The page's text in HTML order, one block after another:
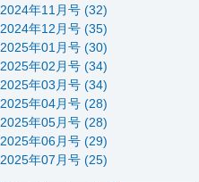
2024年11月号 (32)
2024年12月号 (35)
2025年01月号 (30)
2025年02月号 (34)
2025年03月号 (34)
2025年04月号 (28)
2025年05月号 (28)
2025年06月号 (29)
2025年07月号 (25)